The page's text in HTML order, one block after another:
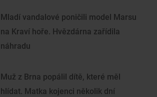
Mladí vandalové poničili model Marsu
na Kraví hoře. Hvězdárna zařídila
náhradu
Muž z Brna popálil dítě, které měl
hlídat. Matka kojenci několik dní